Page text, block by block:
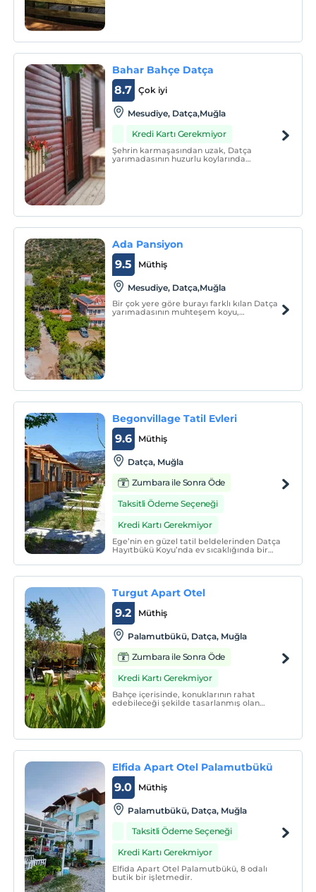
Bahar Bahçe Datça
Çok iyi
8.7
Mesudiye, Datça,Muğla
Kredi Kartı Gerekmiyor
Şehrin karmaşasından uzak, Datça
yarımadasının huzurlu koylarında
Ada Pansiyon
Müthiş
9.5
Mesudiye, Datça,Muğla
Bir çok yere göre burayı farklı kılan Datça
yarımadasının muhteşem koyu,
Begonvillage Tatil Evleri
Müthiş
9.6
Datça, Muğla
Zumbara ile Sonra Öde
Taksitli Ödeme Seçeneği
Kredi Kartı Gerekmiyor
Ege’nin en güzel tatil beldelerinden Datça
Hayıtbükü Koyu’nda ev sıcaklığında bir
Evleri, yeşillikler arasındaki 20 taş evin
hepsi özel dekore edilmiş odaları ve güler
Turgut Apart Otel
Müthiş
9.2
Palamutbükü, Datça, Muğla
Zumbara ile Sonra Öde
Kredi Kartı Gerekmiyor
Bahçe içerisinde, konuklarının rahat
edebileceği şekilde tasarlanmış olan
Elfida Apart Otel Palamutbükü
Müthiş
9.0
Palamutbükü, Datça, Muğla
Taksitli Ödeme Seçeneği
Kredi Kartı Gerekmiyor
Elfida Apart Otel Palamutbükü, 8 odalı
butik bir işletmedir.